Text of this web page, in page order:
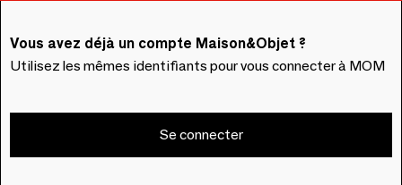
Vous avez déjà un compte Maison&Objet ?
Utilisez les mêmes identifiants pour vous connecter à MOM
Se connecter